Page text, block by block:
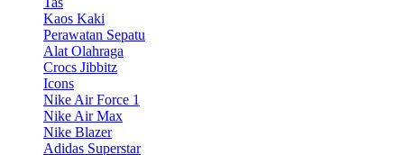
Kaos Kaki
Perawatan Sepatu
Alat Olahraga
Crocs Jibbitz
Icons
Nike Air Force 1
Nike Air Max
Nike Blazer
Adidas Superstar